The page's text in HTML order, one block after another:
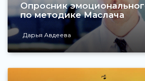
Опросник
по методике Маслача
Дарья Авдеева